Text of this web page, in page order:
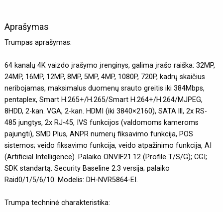
Aprašymas
Trumpas aprašymas:
64 kanalų 4K vaizdo įrašymo įrenginys, galima įrašo raiška: 32MP,
24MP, 16MP, 12MP, 8MP, 5MP, 4MP, 1080P, 720P, kadrų skaičius
neribojamas, maksimalus duomenų srauto greitis iki 384Mbps,
pentaplex, Smart H.265+/H.265/Smart H.264+/H.264/MJPEG,
8HDD, 2-kan. VGA, 2-kan. HDMI (iki 3840×2160), SATA lll, 2x RS-
485 jungtys, 2x RJ-45, IVS funkcijos (valdomoms kameroms
pajungti), SMD Plus, ANPR numerų fiksavimo funkcija, POS
sistemos; veido fiksavimo funkcija, veido atpažinimo funkcija, AI
(Artificial Intelligence). Palaiko ONVIF21.12 (Profile T/S/G); CGI;
SDK standartą. Security Baseline 2.3 versija; palaiko
Raid0/1/5/6/10. Modelis: DH-NVR5864-EI.
Trumpa techninė charakteristika: